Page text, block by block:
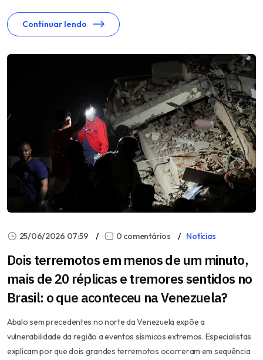
Continuar lendo
25/06/2026 07:59 0 comentários Notícias
Dois terremotos em menos de um minuto,
mais de 20 réplicas e tremores sentidos no
Brasil: o que aconteceu na Venezuela?
Abalo sem precedentes no norte da Venezuela expõe a
vulnerabilidade da região a eventos sísmicos extremos. Especialistas
explicam por que dois grandes terremotos ocorreram em sequência